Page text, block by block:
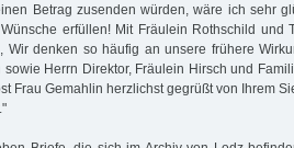
Betrag zusenden würden, wäre ich sehr
erfüllen! Mit Fräulein Rothschild und
Wir denken so häufig an unsere frühere
Herrn Direktor, Fräulein Hirsch und
Frau Gemahlin herzlichst gegrüßt von Ihrem